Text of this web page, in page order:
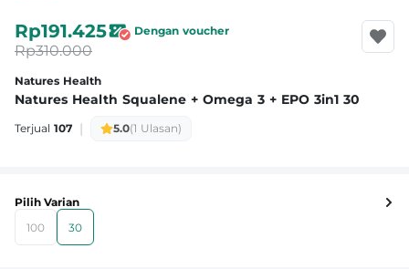
Natures Health
Natures Health Squalene + Omega 3 + EPO 3in1 30
Terjual 107 | 5.0(1 Ulasan)
Rp191.425 Dengan voucher
Rp310.000
Pilih Varian
100
30